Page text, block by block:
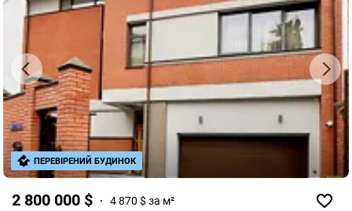
2 800 000 $ 4 870 $ за м²
ПЕРЕВІРЕНИЙ БУДИНОК